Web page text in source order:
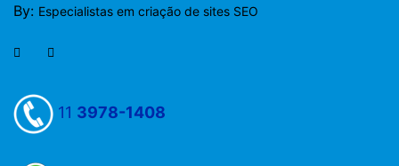
By: Especialistas em criação de sites SEO
11 3978-1408